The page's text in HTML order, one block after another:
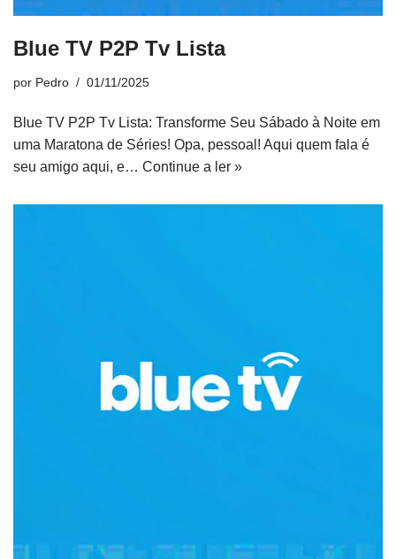
Blue TV P2P Tv Lista
por Pedro 01/11/2025
Blue TV P2P Tv Lista: Transforme Seu Sábado à Noite em
uma Maratona de Séries! Opa, pessoal! Aqui quem fala é
seu amigo aqui, e… Continue a ler »